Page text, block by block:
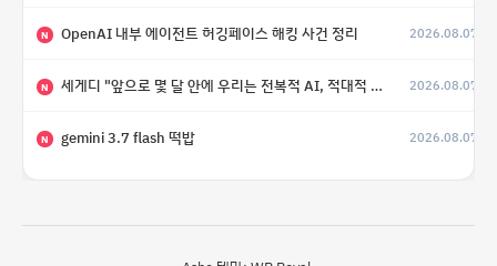
N OpenAI 내부 에이전트 허깅페이스 해킹 사건 정리 2026.08.07
N 세게디 "앞으로 몇 달 안에 우리는 전복적 AI, 적대적 AI 둘 다 보게 될 것" 2026.08.07
N gemini 3.7 flash 떡밥 2026.08.07